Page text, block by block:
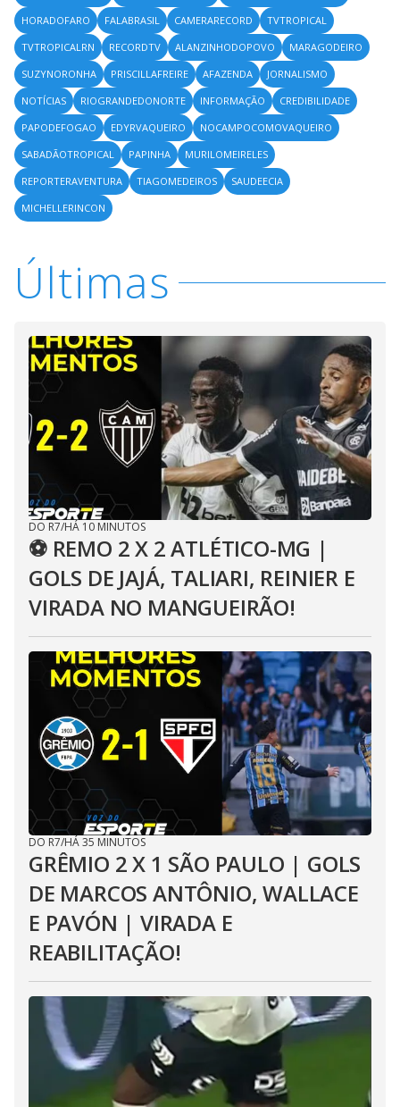
HORADOFARO FALABRASIL CAMERARECORD
TVTROPICAL
TVTROPICALRN
RECORDTV ALANZINHODOPOVO
MARAGODEIRO
SUZYNORONHA
PRISCILLAFREIRE AFAZENDA
JORNALISMO
NOTÍCIAS
RIOGRANDEDONORTE INFORMAÇÃO
CREDIBILIDADE
PAPODEFOGAO
EDYRVAQUEIRO
NOCAMPOCOMOVAQUEIRO
SABADÃOTROPICAL
PAPINHA
MURILOMEIRELES
REPORTERAVENTURA
TIAGOMEDEIROS
SAUDEECIA
MICHELLERINCON
Últimas
DO R7/HÁ 10 MINUTOS
⚽ REMO 2 X 2 ATLÉTICO-MG |
GOLS DE JAJÁ, TALIARI, REINIER E
VIRADA NO MANGUEIRÃO!
DO R7/HÁ 35 MINUTOS
GRÊMIO 2 X 1 SÃO PAULO | GOLS
DE MARCOS ANTÔNIO, WALLACE
E PAVÓN | VIRADA E
REABILITAÇÃO!